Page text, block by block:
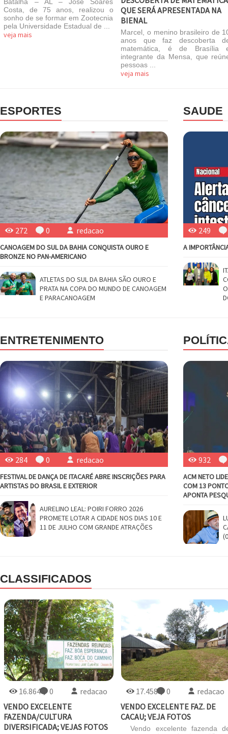
Costa, de 75 anos, realizou o
sonho de se formar em Zootecnia
pela Universidade Estadual de ...
veja mais
QUE SERÁ APRESENTADA NA
BIENAL
Marcel, o menino brasileiro de
anos que faz descoberta
matemática, é de Brasília
integrante da Mensa, que
pessoas ...
veja mais
ESPORTES
272 0 redacao
CANOAGEM DO SUL DA BAHIA CONQUISTA OURO E
BRONZE NO PAN-AMERICANO
ATLETAS DO SUL DA BAHIA SÃO OURO E
PRATA NA COPA DO MUNDO DE CANOAGEM
E PARACANOAGEM
SAUDE
249
A
932
ACM NETO
COM 13
APONTA
ENTRETENIMENTO
284 0 redacao
FESTIVAL DE DANÇA DE ITACARÉ ABRE INSCRIÇÕES PARA
ARTISTAS DO BRASIL E EXTERIOR
AURELINO LEAL: POIRI FORRO 2026
PROMETE LOTAR A CIDADE NOS DIAS 10 E
11 DE JULHO COM GRANDE ATRAÇÕES
CLASSIFICADOS
16.864 0
redacao
VENDO EXCELENTE
FAZENDA/CULTURA
DIVERSIFICADA; VEJAS FOTOS
17.458 0
redacao
VENDO EXCELENTE FAZ. DE
CACAU; VEJA FOTOS
Vendo excelente fazenda